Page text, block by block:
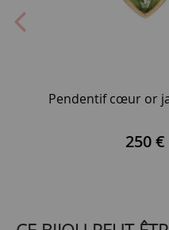
Pendentif cœur or
250 €